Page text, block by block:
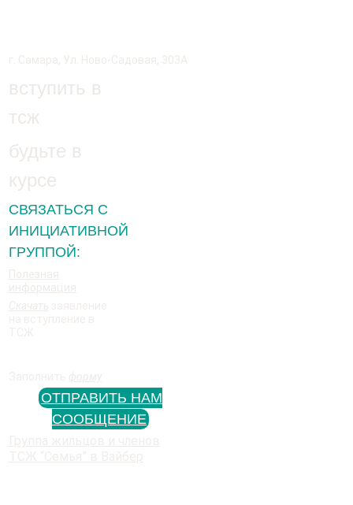
г. Самара, Ул. Ново-Садовая, 303А
вступить в
тсж
будьте в
курсе
СВЯЗАТЬСЯ С
ИНИЦИАТИВНОЙ
ГРУППОЙ:
Полезная
информация
Скачать
форму
ОТПРАВИТЬ НАМ
СООБЩЕНИЕ